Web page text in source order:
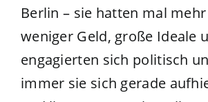
Berlin – sie hatten mal
weniger Geld, große Ideale
engagierten sich politisch
immer sie sich gerade